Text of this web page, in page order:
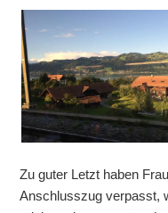
Zu guter Letzt haben
Anschlusszug verpasst,